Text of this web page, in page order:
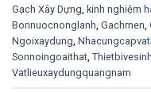
Gạch Xây Dựng kinh nghiệm
Bonnuocnonglanh Gachmen
Ngoixaydung
Sonnoingoaithat Thietbivesinh
Vatlieuxaydungquangnam